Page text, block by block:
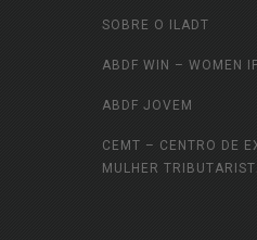
SOBRE O ILADT
ABDF WIN – WOMEN
ABDF JOVEM
CEMT – CENTRO DE
MULHER